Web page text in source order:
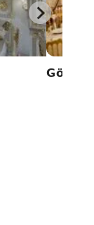
Gönül